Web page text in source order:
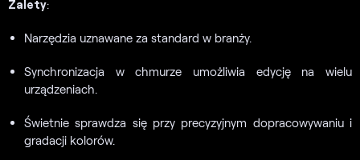
Zalety:
Narzędzia uznawane za standard w branży.
Synchronizacja w chmurze umożliwia edycję na wielu
urządzeniach.
Świetnie sprawdza się przy precyzyjnym dopracowywaniu i
gradacji kolorów.